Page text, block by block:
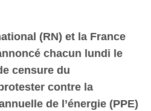
(RN) et la France
chacun lundi le
censure du
contre la
de l’énergie (PPE)